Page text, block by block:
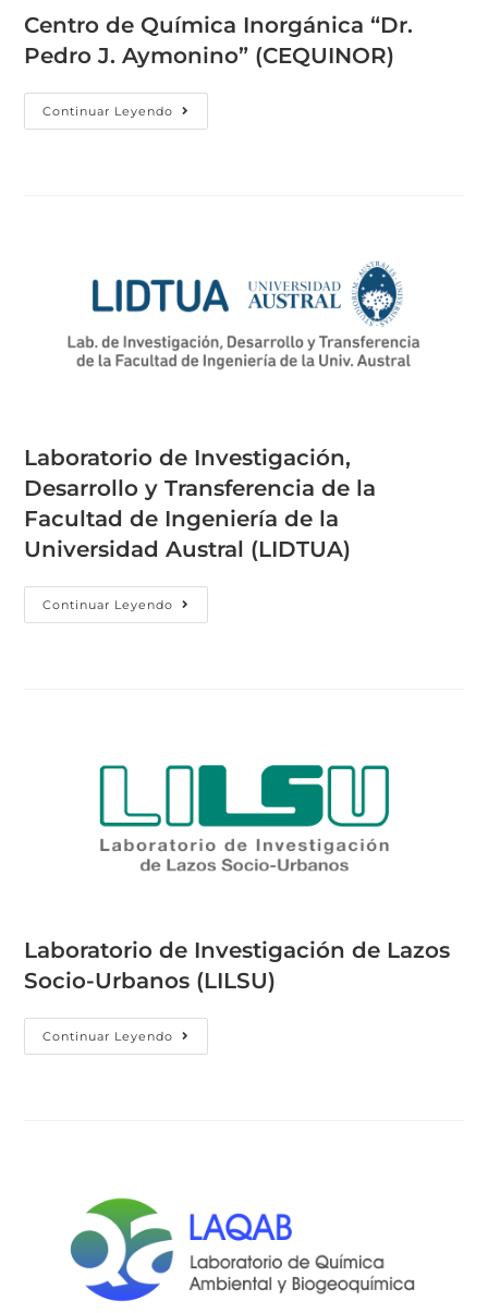
Centro de Química Inorgánica “Dr.
Pedro J. Aymonino” (CEQUINOR)
Continuar Leyendo
Laboratorio de Investigación,
Desarrollo y Transferencia de la
Facultad de Ingeniería de la
Universidad Austral (LIDTUA)
Continuar Leyendo
Laboratorio de Investigación de Lazos
Socio-Urbanos (LILSU)
Continuar Leyendo